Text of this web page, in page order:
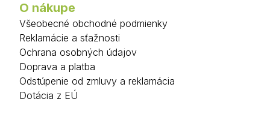
O nákupe
Všeobecné obchodné podmienky
Reklamácie a sťažnosti
Ochrana osobných údajov
Doprava a platba
Odstúpenie od zmluvy a reklamácia
Dotácia z EÚ